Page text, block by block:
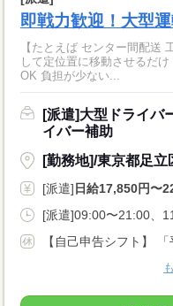
即戦力歓迎！大型
【たとえば センター間配送
して定位置に移動させるだ
OK 負担が少ない...
[派遣]大型ドライバ
イバー補助
[勤務地]/東京都足立
[派遣] 日給17,850円〜
[派遣]09:00〜21:00、